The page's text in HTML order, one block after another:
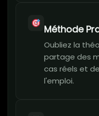
Méthode
Oubliez la
partage des
cas réels et
l'emploi.